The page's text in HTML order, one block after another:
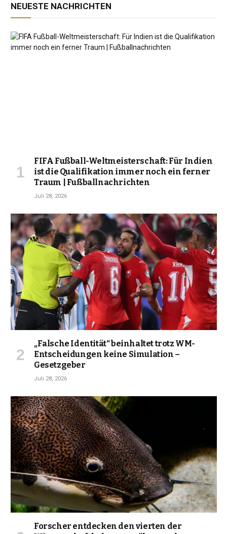
NEUESTE NACHRICHTEN
FIFA Fußball-Weltmeisterschaft: Für Indien
ist die Qualifikation immer noch ein ferner
Traum | Fußballnachrichten
Juli 28, 2026
„Falsche Identität“ beinhaltet trotz WM-
Entscheidungen keine Simulation –
Gesetzgeber
Juli 28, 2026
Forscher entdecken den vierten der